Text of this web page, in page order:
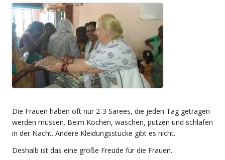
Die Frauen haben oft nur 2-3 Sarees, die jeden Tag getragen
werden müssen. Beim Kochen, waschen, putzen und schlafen
in der Nacht. Andere Kleidungsstücke gibt es nicht.
Deshalb ist das eine große Freude für die Frauen.